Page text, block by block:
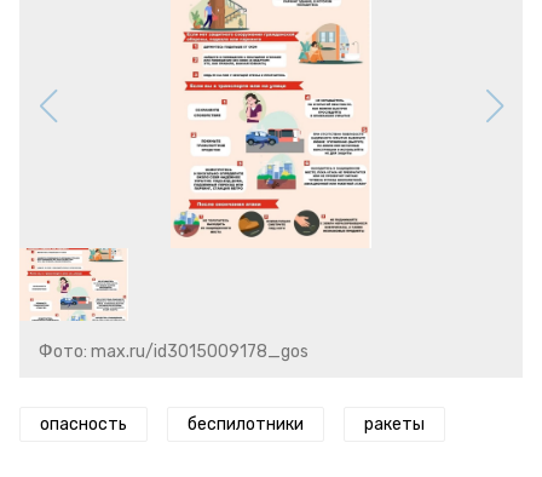
Фото: max.ru/id3015009178_gos
опасность беспилотники ракеты